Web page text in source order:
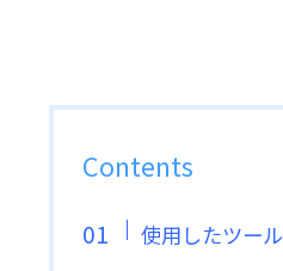
Contents
使用したツール